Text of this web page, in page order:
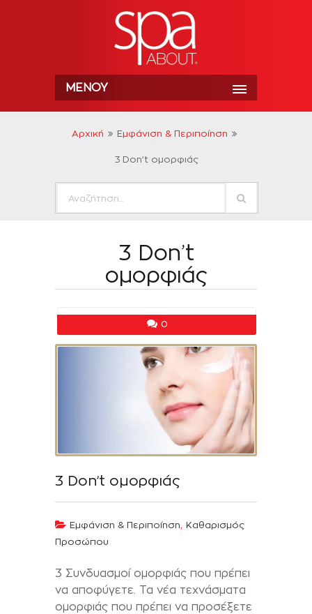
ΜΕΝΟΎ
Αρχική Εμφάνιση & Περιποίηση
3 Don’t ομορφιάς
3 Don’t
ομορφιάς
0
3 Don’t ομορφιάς
Εμφάνιση & Περιποίηση, Καθαρισμός
Προσώπου
3 Συνδυασμοί ομορφιάς που πρέπει
να αποφύγετε. Τα νέα τεχνάσματα
ομορφιάς που πρέπει να προσέξετε